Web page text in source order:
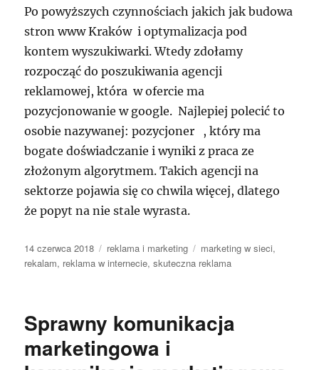
Po powyższych czynnościach jakich jak budowa
stron www Kraków i optymalizacja pod
kontem wyszukiwarki. Wtedy zdołamy
rozpocząć do poszukiwania agencji
reklamowej, która w ofercie ma
pozycjonowanie w google. Najlepiej polecić to
osobie nazywanej: pozycjoner , który ma
bogate doświadczanie i wyniki z praca ze
złożonym algorytmem. Takich agencji na
sektorze pojawia się co chwila więcej, dlatego
że popyt na nie stale wyrasta.
Data
publikacji
14 czerwca 2018 Kategorie
reklama i marketing Tagi
marketing w sieci,
rekalam, reklama w internecie,skuteczna reklama
Sprawny komunikacja
marketingowa i